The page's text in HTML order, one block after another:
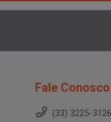
Fale Conosco
(33) 3225-3126